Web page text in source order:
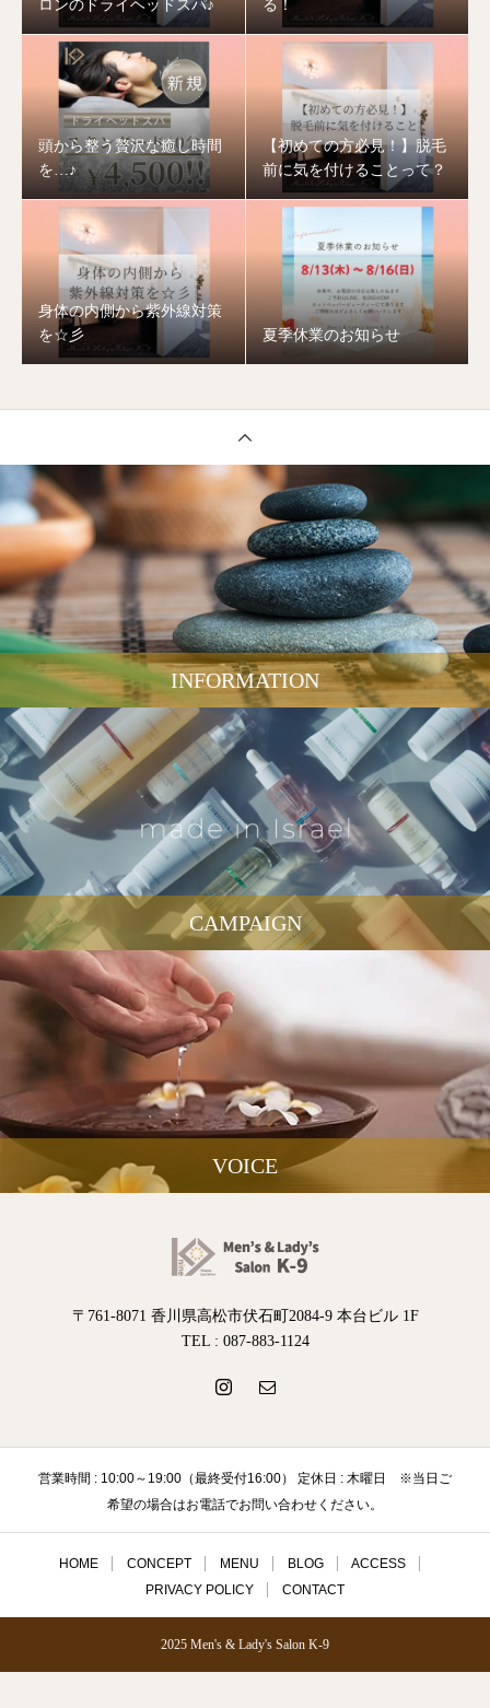
ロンのドライヘッドスパ♪
る！
頭から整う贅沢な癒し時間
を…♪
【初めての方必見！】脱毛
前に気を付けることって？
身体の内側から紫外線対策
を☆彡
夏季休業のお知らせ
INFORMATION
CAMPAIGN
VOICE
〒761-8071 香川県高松市伏石町2084-9 本台ビル 1F
TEL : 087-883-1124
営業時間 : 10:00～19:00（最終受付16:00） 定休日 : 木曜日 ※当日ご
希望の場合はお電話でお問い合わせください。
HOME CONCEPT MENU BLOG
ACCESS
PRIVACY POLICY
CONTACT
2025 Men's & Lady's Salon K-9